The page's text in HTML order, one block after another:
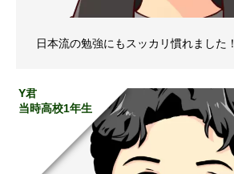
日本流の勉強にもスッカリ慣れました！
Y君
当時高校1年生